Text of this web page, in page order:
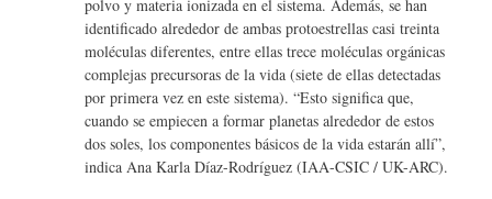
polvo y materia ionizada en el sistema. Además, se han
identificado alrededor de ambas protoestrellas casi treinta
moléculas diferentes, entre ellas trece moléculas orgánicas
complejas precursoras de la vida (siete de ellas detectadas
por primera vez en este sistema). “Esto significa que,
cuando se empiecen a formar planetas alrededor de estos
dos soles, los componentes básicos de la vida estarán allí”,
indica Ana Karla Díaz-Rodríguez (IAA-CSIC / UK-ARC).